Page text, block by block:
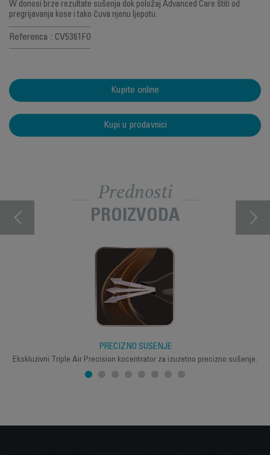
W donosi brze rezultate sušenja dok položaj Advanced Care štiti od
pregrijavanja kose i tako čuva njenu ljepotu.
Referenca : CV5361F0
Kupite online
Kupi u prodavnici
Prednosti
PROIZVODA
PRECIZNO SUŠENJE
Ekskluzivni Triple Air Precision kocentrator za izuzetno precizno sušenje.